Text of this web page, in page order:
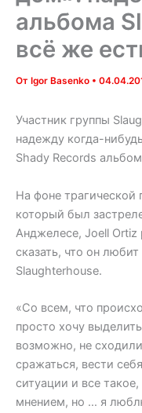
альбома
всё же
От Igor Basenko •
Участник группы
надежду когда-
Shady Records
На фоне трагической
который был
Анджелесе, Joell Ortiz
сказать, что он
Slaughterhouse.
«Со всем, что
просто хочу
возможно, не
сражаться, вести
ситуации и все
мнением, но … я